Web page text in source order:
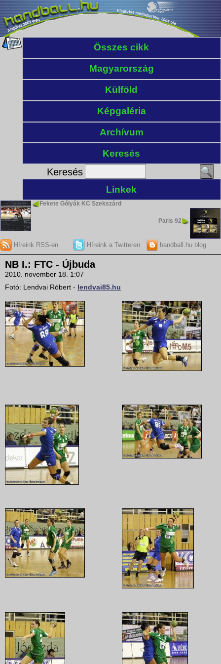
Összes cikk
Magyarország
Külföld
Képgaléria
Archívum
Keresés
Keresés
Linkek
Fekete Gólyák KC Szekszárd
Paris 92
Híreink RSS-en Híreink a Twitteren handball.hu blog
NB I.: FTC - Újbuda
2010. november 18. 1:07
Fotó: Lendvai Róbert - lendvai85.hu